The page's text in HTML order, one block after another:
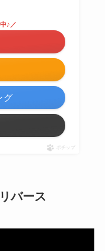
♪／
グ
ポチップ
バース